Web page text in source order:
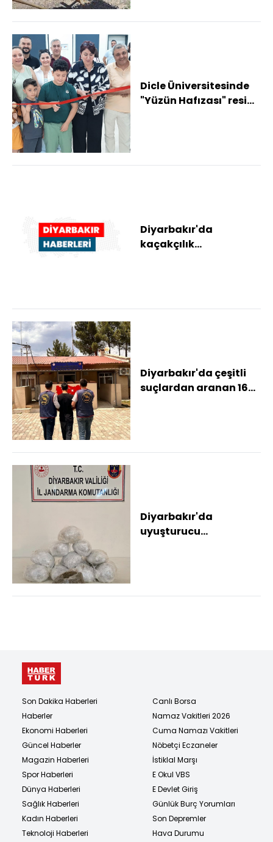
Dicle Üniversitesinde
"Yüzün Hafızası" resim
Diyarbakır'da
kaçakçılık
Diyarbakır'da çeşitli
suçlardan aranan 162
Diyarbakır'da
uyuşturucu
Son Dakika Haberleri
Haberler
Ekonomi Haberleri
Güncel Haberler
Magazin Haberleri
Spor Haberleri
Dünya Haberleri
Sağlık Haberleri
Kadın Haberleri
Teknoloji Haberleri
Canlı Borsa
Namaz Vakitleri 2026
Cuma Namazı Vakitleri
Nöbetçi Eczaneler
İstiklal Marşı
E Okul VBS
E Devlet Giriş
Günlük Burç Yorumları
Son Depremler
Hava Durumu